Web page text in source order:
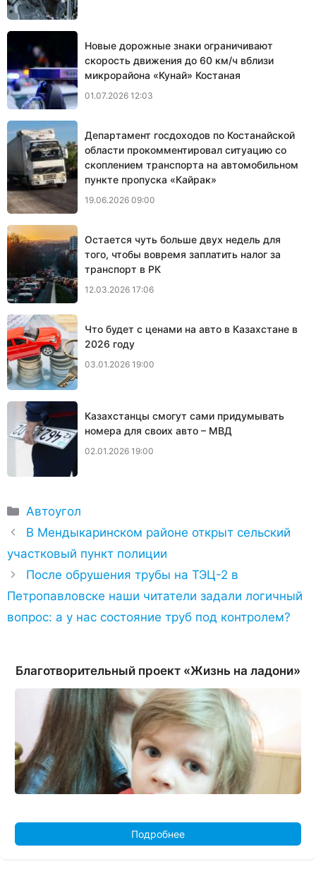
Новые дорожные знаки ограничивают
скорость движения до 60 км/ч вблизи
микрорайона «Кунай» Костаная
01.07.2026 12:03
Департамент госдоходов по Костанайской
области прокомментировал ситуацию со
скоплением транспорта на автомобильном
пункте пропуска «Кайрак»
19.06.2026 09:00
Остается чуть больше двух недель для
того, чтобы вовремя заплатить налог за
транспорт в РК
12.03.2026 17:06
Что будет с ценами на авто в Казахстане в
2026 году
03.01.2026 19:00
Казахстанцы смогут сами придумывать
номера для своих авто – МВД
02.01.2026 19:00
Рубрики
Автоугол
В Мендыкаринском районе открыт сельский
участковый пункт полиции
После обрушения трубы на ТЭЦ-2 в
Петропавловске наши читатели задали логичный
вопрос: а у нас состояние труб под контролем?
Благотворительный проект «Жизнь на ладони»
Подробнее